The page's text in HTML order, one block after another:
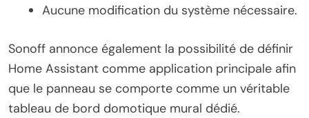
Aucune modification du système nécessaire.
Sonoff annonce également la possibilité de définir
Home Assistant comme application principale afin
que le panneau se comporte comme un véritable
tableau de bord domotique mural dédié.